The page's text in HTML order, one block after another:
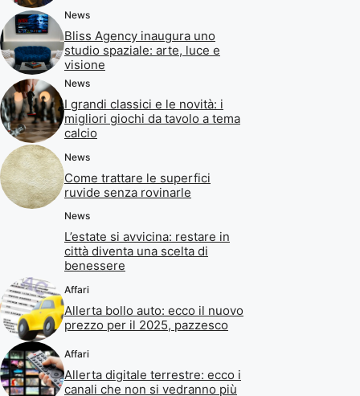
News
Bliss Agency inaugura uno
studio spaziale: arte, luce e
visione
News
I grandi classici e le novità: i
migliori giochi da tavolo a tema
calcio
News
Come trattare le superfici
ruvide senza rovinarle
News
L’estate si avvicina: restare in
città diventa una scelta di
benessere
Affari
Allerta bollo auto: ecco il nuovo
prezzo per il 2025, pazzesco
Affari
Allerta digitale terrestre: ecco i
canali che non si vedranno più